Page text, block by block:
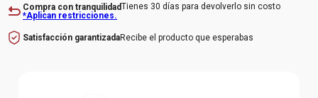
Compra con tranquilidadTienes 30 días para devolverlo sin costo
*Aplican restricciones.
Satisfacción garantizadaRecibe el producto que esperabas